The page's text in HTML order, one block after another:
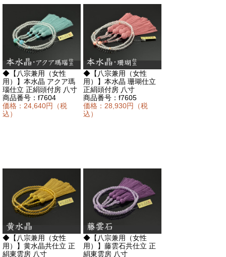
◆【 八宗兼用（女性
用）
】本水晶 アクア瑪
瑙仕立 正絹頭付房 八寸
商品番号：f7604
価格：24,640円（税
込）
◆【 八宗兼用（女性
用）
】本水晶 珊瑚仕立
正絹頭付房 八寸
商品番号：f7605
価格：28,930円（税
込）
◆【 八宗兼用（女性
用）
】黄水晶共仕立 正
絹東雲房 八寸
◆【 八宗兼用（女性
用）
】藤雲石共仕立 正
絹東雲房 八寸